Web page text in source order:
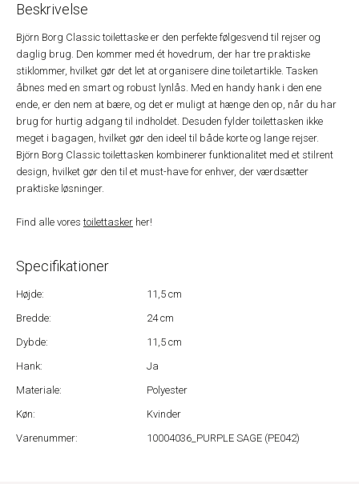
Beskrivelse
Björn Borg Classic toilettaske er den perfekte følgesvend til rejser og
daglig brug. Den kommer med ét hovedrum, der har tre praktiske
stiklommer, hvilket gør det let at organisere dine toiletartikle. Tasken
åbnes med en smart og robust lynlås. Med en handy hank i den ene
ende, er den nem at bære, og det er muligt at hænge den op, når du har
brug for hurtig adgang til indholdet. Desuden fylder toilettasken ikke
meget i bagagen, hvilket gør den ideel til både korte og lange rejser.
Björn Borg Classic toilettasken kombinerer funktionalitet med et stilrent
design, hvilket gør den til et must-have for enhver, der værdsætter
praktiske løsninger.
Find alle vorestoilettasker her!
Specifikationer
Højde:
11,5 cm
Bredde:
24 cm
Dybde:
11,5 cm
Hank:
Ja
Materiale:
Polyester
Køn:
Kvinder
Varenummer:
10004036_PURPLE SAGE (PE042)